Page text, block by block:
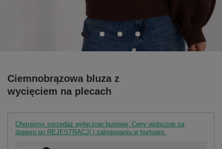
Ciemnobrązowa bluza z
wycięciem na plecach
Oferujemy sprzedaż wyłącznie hurtową. Ceny widoczne są
dopiero po REJESTRACJI i zalogowaniu w hurtowni.